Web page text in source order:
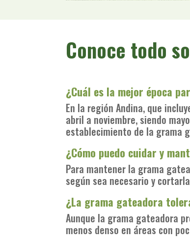
Conoce todo
¿Cuál es la mejor época
En la región Andina, que
abril a noviembre, siendo
establecimiento de la grama
¿Cómo puedo cuidar y
Para mantener la grama
según sea necesario y
¿La grama gateadora
Aunque la grama gateadora
menos denso en áreas con